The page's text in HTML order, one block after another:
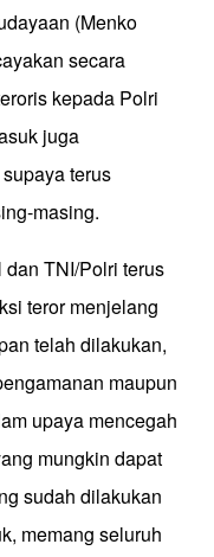
(Menko
secara
kepada Polri
juga
terus
masing.
TNI/Polri terus
teror menjelang
telah dilakukan,
maupun
upaya mencegah
mungkin dapat
sudah dilakukan
memang seluruh